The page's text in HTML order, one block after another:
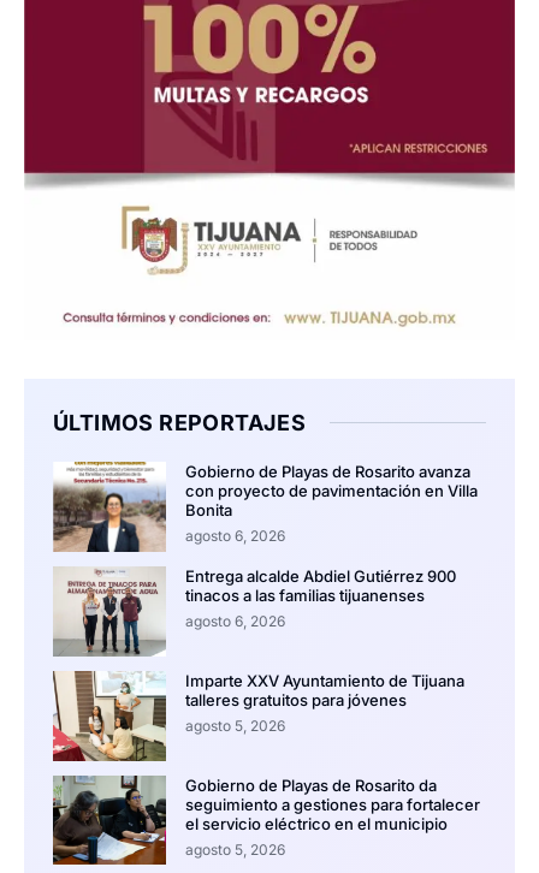
ÚLTIMOS REPORTAJES
Gobierno de Playas de Rosarito avanza
con proyecto de pavimentación en Villa
Bonita
agosto 6, 2026
Entrega alcalde Abdiel Gutiérrez 900
tinacos a las familias tijuanenses
agosto 6, 2026
Imparte XXV Ayuntamiento de Tijuana
talleres gratuitos para jóvenes
agosto 5, 2026
Gobierno de Playas de Rosarito da
seguimiento a gestiones para fortalecer
el servicio eléctrico en el municipio
agosto 5, 2026